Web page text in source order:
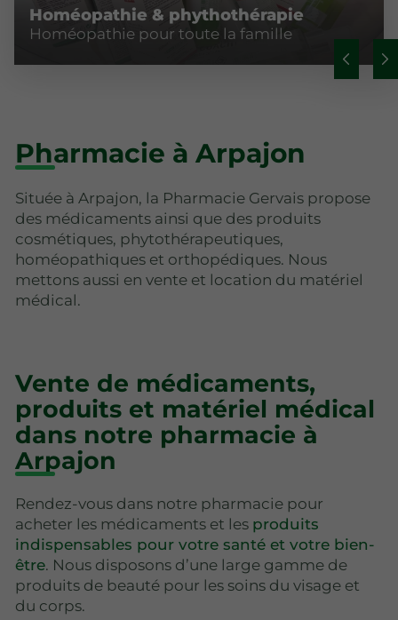
Homéopathie & phythothérapie
Homéopathie pour toute la famille
Pharmacie à Arpajon
Située à Arpajon, la Pharmacie Gervais propose
des médicaments ainsi que des produits
cosmétiques, phytothérapeutiques,
homéopathiques et orthopédiques. Nous
mettons aussi en vente et location du matériel
médical.
Vente de médicaments,
produits et matériel médical
dans notre pharmacie à
Arpajon
Rendez-vous dans notre pharmacie pour
acheter les médicaments et les produits
indispensables pour votre santé et votre bien-
être. Nous disposons d’une large gamme de
produits de beauté pour les soins du visage et
du corps.